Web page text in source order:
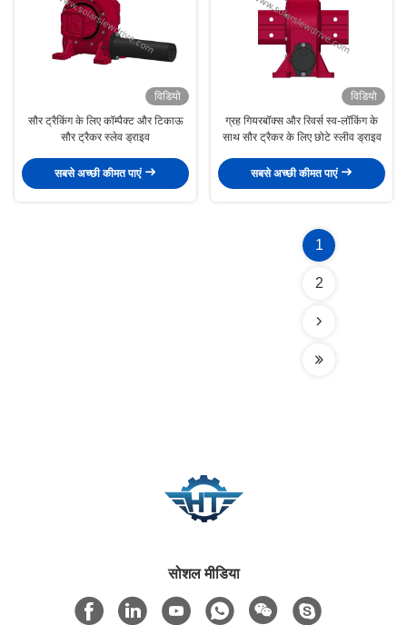
विडियो
सौर ट्रैकिंग के लिए कॉम्पैक्ट और टिकाऊ
सौर ट्रैकर स्लेव ड्राइव
सबसे अच्छी कीमत पाएं
विडियो
ग्रह गियरबॉक्स और रिवर्स स्व-लॉकिंग के
साथ सौर ट्रैकर के लिए छोटे स्लीव ड्राइव
सबसे अच्छी कीमत पाएं
1
2
सोशल मीडिया